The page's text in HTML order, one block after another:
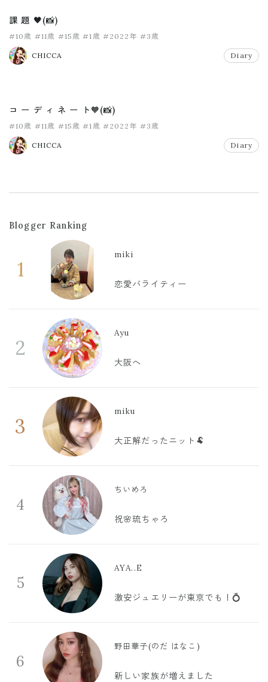
課 題 🖤(📸)
#10歳 #11歳 #15歳 #1歳 #2022年 #3歳
CHICCA Diary
コ ー デ ィ ネ ー ト🧡(📸)
#10歳 #11歳 #15歳 #1歳 #2022年 #3歳
CHICCA Diary
Blogger Ranking
1
miki
恋愛バライティー
2
Ayu
大阪へ
3
miku
大正解だったニット🐏
4
ちいめろ
祝🌸琉ちゃろ
5
AYA..E
激安ジュエリーが東京でも！💍
6
野田華子(のだ はなこ)
新しい家族が増えました